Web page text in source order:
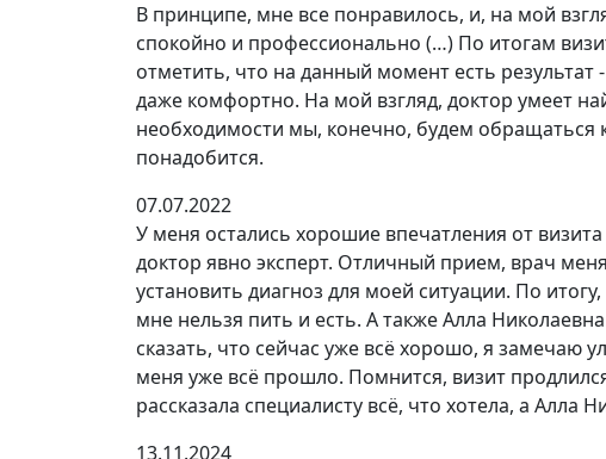
В принципе, мне все понравилось, и, на мой
спокойно и профессионально (…) По итогам
отметить, что на данный момент есть
даже комфортно. На мой взгляд, доктор умеет
необходимости мы, конечно, будем обращаться
понадобится.
07.07.2022
У меня остались хорошие впечатления от
доктор явно эксперт. Отличный прием, врач
установить диагноз для моей ситуации. По
мне нельзя пить и есть. А также Алла
сказать, что сейчас уже всё хорошо, я замечаю
меня уже всё прошло. Помнится, визит
рассказала специалисту всё, что хотела, а Алла
13.11.2024